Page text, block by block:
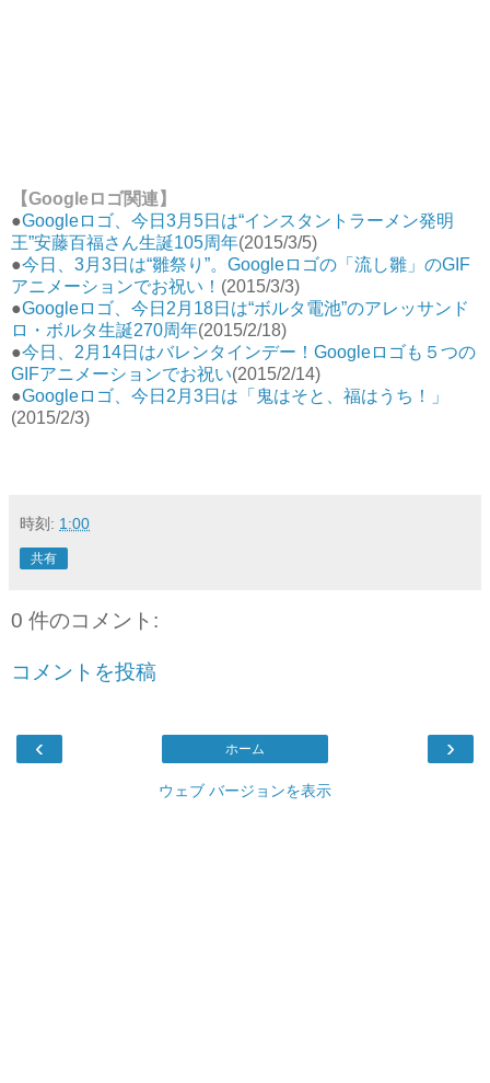
【Googleロゴ関連】
●Googleロゴ、今日3月5日は“インスタントラーメン発明
王”安藤百福さん生誕105周年(2015/3/5)
●今日、3月3日は“雛祭り”。Googleロゴの「流し雛」のGIF
アニメーションでお祝い！ (2015/3/3)
●Googleロゴ、今日2月18日は“ボルタ電池”のアレッサンド
ロ・ボルタ生誕270周年(2015/2/18)
●今日、2月14日はバレンタインデー！Googleロゴも５つの
GIFアニメーションでお祝い(2015/2/14)
●Googleロゴ、今日2月3日は「鬼はそと、福はうち！」
(2015/2/3)
時刻: 1:00
共有
0 件のコメント:
コメントを投稿
‹ ›
ホーム
ウェブ バージョンを表示